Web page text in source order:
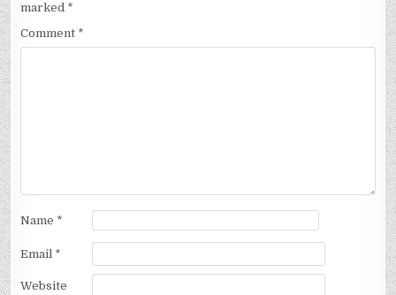
marked *
Comment *
Name *
Email *
Website